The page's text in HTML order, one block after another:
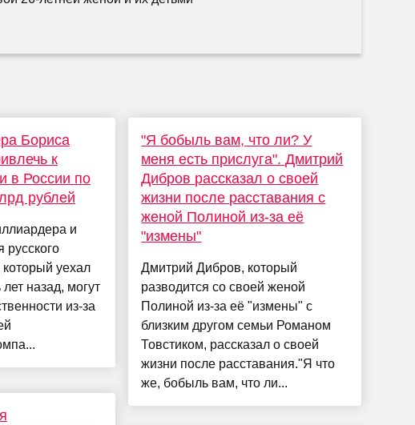
Бориса
к
в России по
рублей
и
русского
уехал
назад, могут
из-за
"Я бобыль вам, что ли? У
меня есть прислуга". Дмитрий
Дибров рассказал о своей
жизни после расставания с
женой Полиной из-за её
"измены"
Дмитрий Дибров, который
разводится со своей женой
Полиной из-за её "измены" с
близким другом семьи Романом
Товстиком, рассказал о своей
жизни после расставания."Я что
же, бобыль вам, что ли...